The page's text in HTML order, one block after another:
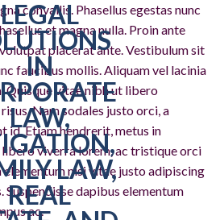
convallis. Phasellus egestas nunc
et magna nulla. Proin ante
placerat ante. Vestibulum sit
faucibus mollis. Aliquam vel lacinia
Quisque vitae nibh ut libero
Nam sodales justo orci, a
id. Etiam hendrerit, metus in
viverra lorem, ac tristique orci
elementum nisi vitae justo adipiscing
dapibus elementum
ac.